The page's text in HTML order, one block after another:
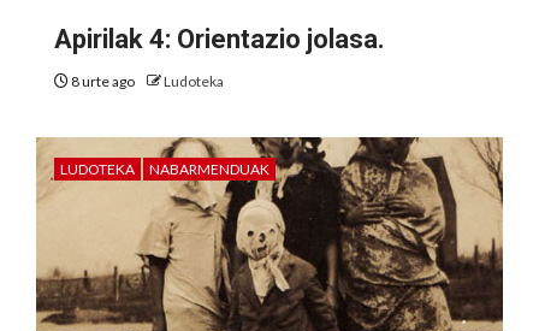
Apirilak 4: Orientazio jolasa.
8 urte ago Ludoteka
LUDOTEKA NABARMENDUAK